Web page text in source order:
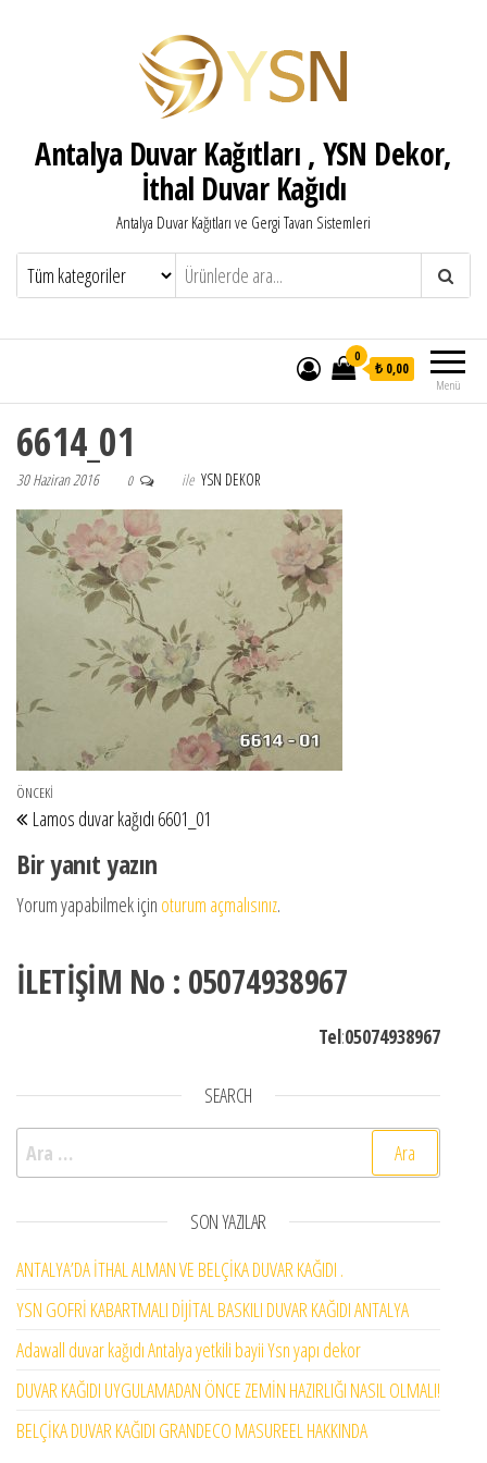
Antalya Duvar Kağıtları , YSN Dekor,
İthal Duvar Kağıdı
Antalya Duvar Kağıtları ve Gergi Tavan Sistemleri
Menü
0
₺ 0,00
6614_01
30 Haziran 2016 0 ile YSN DEKOR
Yazı gezinmesi
Önceki Yazı
ÖNCEKI
Lamos duvar kağıdı 6601_01
Bir yanıt yazın
Yorum yapabilmek için oturum açmalısınız.
İLETİŞİM No : 05074938967
Tel:05074938967
SEARCH
Arama:
SON YAZILAR
ANTALYA’DA İTHAL ALMAN VE BELÇİKA DUVAR KAĞIDI .
YSN GOFRİ KABARTMALI DİJİTAL BASKILI DUVAR KAĞIDI ANTALYA
Adawall duvar kağıdı Antalya yetkili bayii Ysn yapı dekor
DUVAR KAĞIDI UYGULAMADAN ÖNCE ZEMİN HAZIRLIĞI NASIL OLMALI!
BELÇİKA DUVAR KAĞIDI GRANDECO MASUREEL HAKKINDA